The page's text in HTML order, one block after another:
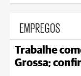
EMPREGOS
Trabalhe
Grossa;